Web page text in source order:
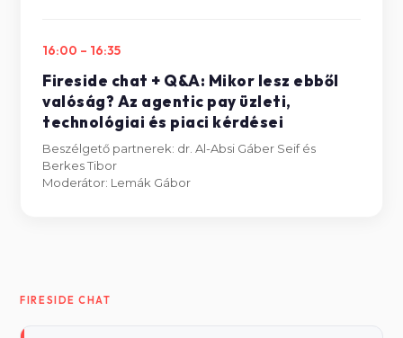
16:00 – 16:35
Fireside chat + Q&A: Mikor lesz ebből
valóság? Az agentic pay üzleti,
technológiai és piaci kérdései
Beszélgető partnerek: dr. Al-Absi Gáber Seif és
Berkes Tibor
Moderátor: Lemák Gábor
FIRESIDE CHAT